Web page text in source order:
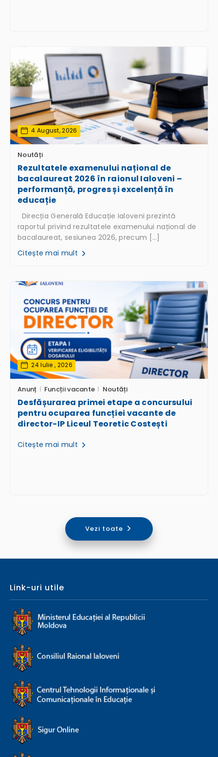
4 August, 2026
Noutăți
Rezultatele examenului național de
bacalaureat 2026 în raionul Ialoveni –
performanță, progres și excelență în
educație
Direcția Generală Educație Ialoveni prezintă
raportul privind rezultatele examenului național de
bacalaureat, sesiunea 2026, precum […]
Citește mai mult
24 Iulie , 2026
Anunț Funcții vacante Noutăți
Desfășurarea primei etape a concursului
pentru ocuparea funcției vacante de
director-IP Liceul Teoretic Costești
Citește mai mult
Vezi toate
Link-uri utile